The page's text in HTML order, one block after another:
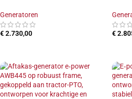
Generatoren
€2.730,00 €